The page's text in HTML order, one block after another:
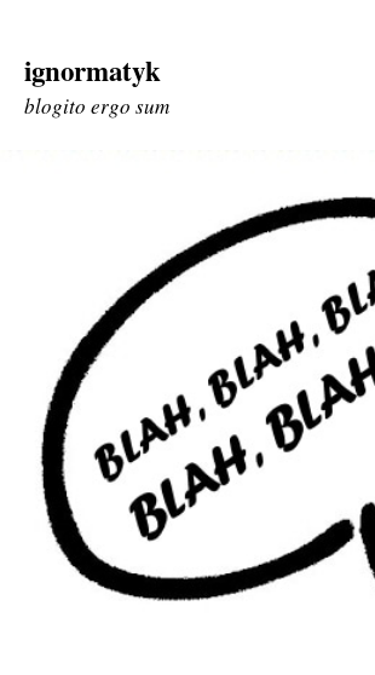
Skip
to
ignormatyk
blogito ergo sum